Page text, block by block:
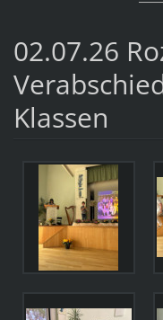
02.07.26
Klassen